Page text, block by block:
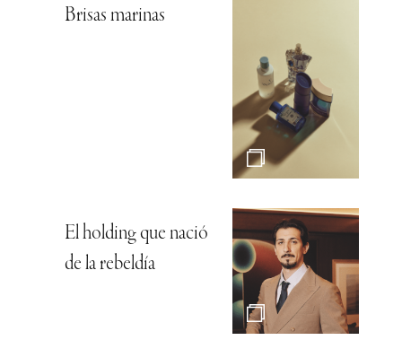
Brisas marinas
El holding que nació
de la rebeldía